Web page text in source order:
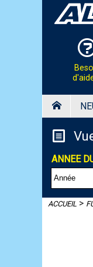
PAR
02.37.41.47.95
PAR MAIL :
Contactez-
demandes de
ANNEE
ACCUEIL >